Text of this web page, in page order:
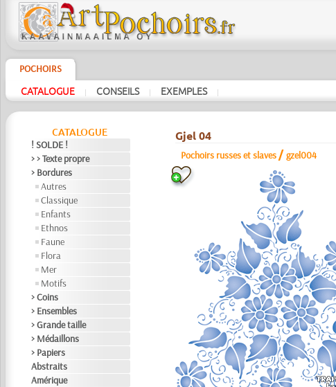
POCHOIRS
CATALOGUE | CONSEILS | EXEMPLES |
CATALOGUE
! SOLDE !
> > Texte propre
> Bordures
Autres
Classique
Enfants
Ethnos
Faune
Flora
Mer
Motifs
> Coins
> Ensembles
> Grande taille
> Médaillons
> Papiers
Abstraits
Amérique
Gjel 04
Pochoirs russes et slaves /gzel004